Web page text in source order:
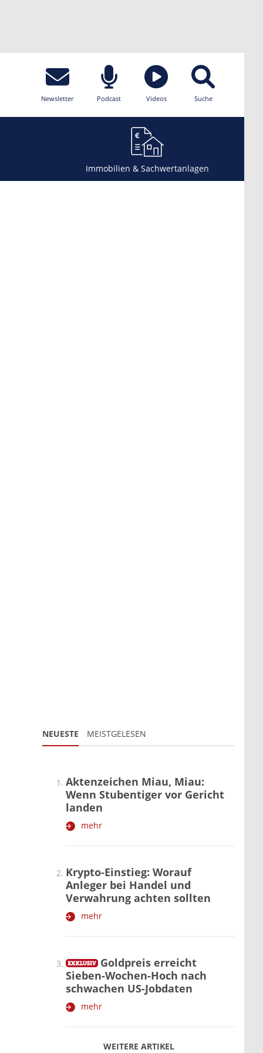
Newsletter Podcast Videos Suche
Immobilien & Sachwertanlagen
NEUESTE MEISTGELESEN
WEITERE ARTIKEL
zurückweiter
Aktenzeichen Miau, Miau:
Wenn Stubentiger vor Gericht
landen
mehr
Krypto-Einstieg: Worauf
Anleger bei Handel und
Verwahrung achten sollten
mehr
Goldpreis erreicht
Sieben-Wochen-Hoch nach
schwachen US-Jobdaten
mehr